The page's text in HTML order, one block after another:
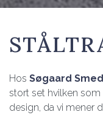
Hos Søgaard
stort set hvilken
design, da vi mener